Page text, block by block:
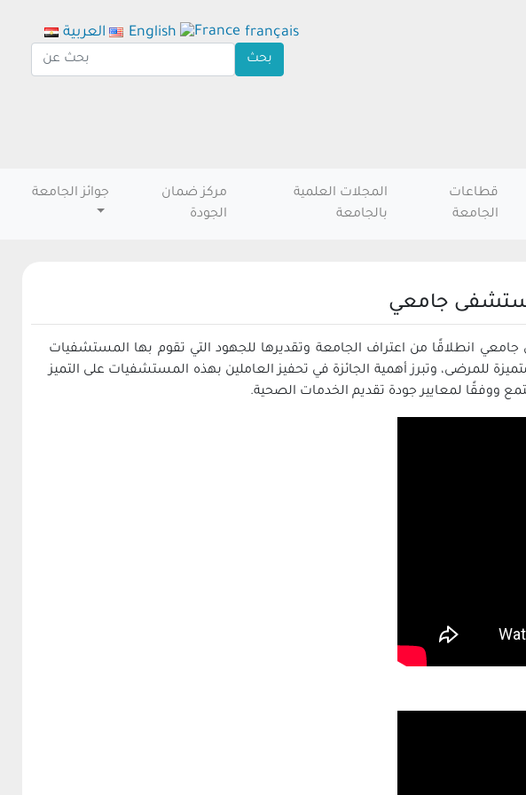
قطاعات
الجامعة
المجلات العلمية
بالجامعة
مركز ضمان
الجودة
جوائز الجامعة
جامعي
انطلاقًا من اعتراف الجامعة وتقديرها للجهود التي تقوم بها المستشفيات
للمرضى، وتبرز أهمية الجائزة في تحفيز العاملين بهذه المستشفيات على التميز
ووفقًا لمعايير جودة تقديم الخدمات الصحية.
العربية English français